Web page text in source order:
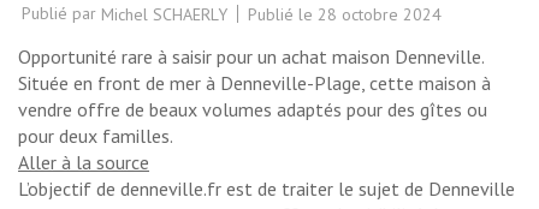
Publié par Michel SCHAERLY Publié le 28 octobre 2024
Opportunité rare à saisir pour un achat maison Denneville.
Située en front de mer à Denneville-Plage, cette maison à
vendre offre de beaux volumes adaptés pour des gîtes ou
pour deux familles.
Aller à la source
L’objectif de denneville.fr est de traiter le sujet de Denneville